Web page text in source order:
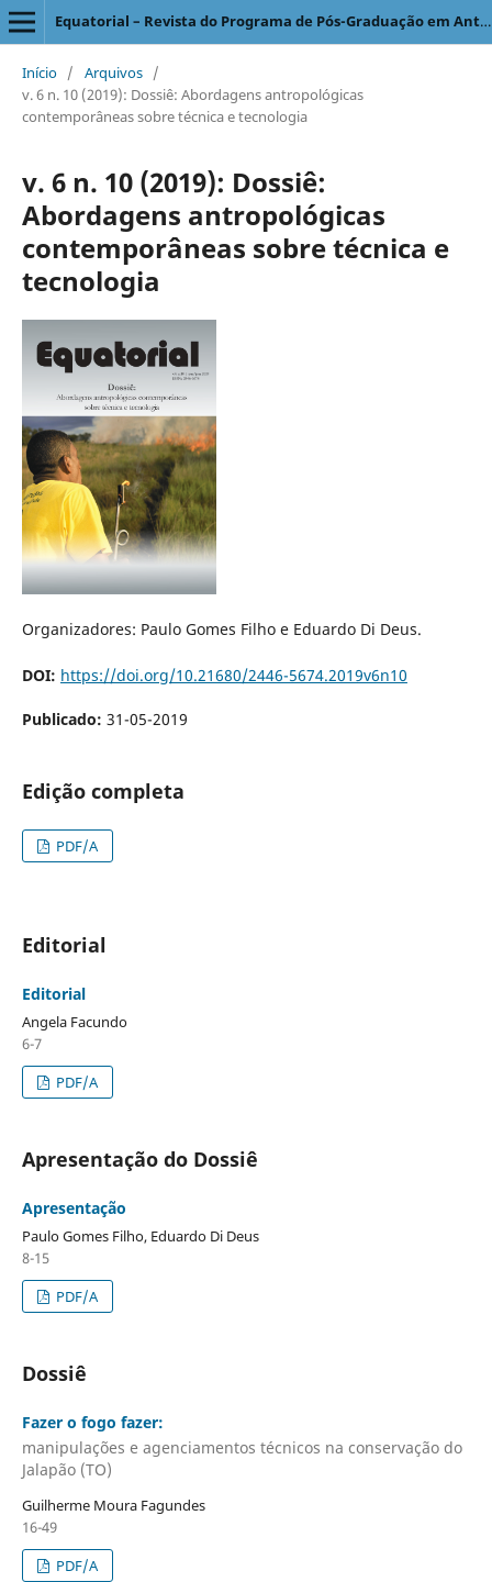
Equatorial – Revista do Programa de Pós-Graduação em Antropologia Social
Início / Arquivos /
v. 6 n. 10 (2019): Dossiê: Abordagens antropológicas
contemporâneas sobre técnica e tecnologia
v. 6 n. 10 (2019): Dossiê:
Abordagens antropológicas
contemporâneas sobre técnica e
tecnologia
Organizadores: Paulo Gomes Filho e Eduardo Di Deus.
DOI: https://doi.org/10.21680/2446-5674.2019v6n10
Publicado: 31-05-2019
Edição completa
PDF/A
Editorial
Editorial
Angela Facundo
6-7
PDF/A
Apresentação do Dossiê
Apresentação
Paulo Gomes Filho, Eduardo Di Deus
8-15
PDF/A
Dossiê
Fazer o fogo fazer:
manipulações e agenciamentos técnicos na conservação do
Jalapão (TO)
Guilherme Moura Fagundes
16-49
PDF/A